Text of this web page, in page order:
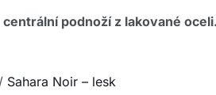
podnoží z lakované oceli.
Sahara Noir – lesk